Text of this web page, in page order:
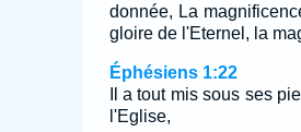
donnée, La
gloire de l'Eternel, la
Éphésiens 1:22
Il a tout mis sous ses
l'Eglise,